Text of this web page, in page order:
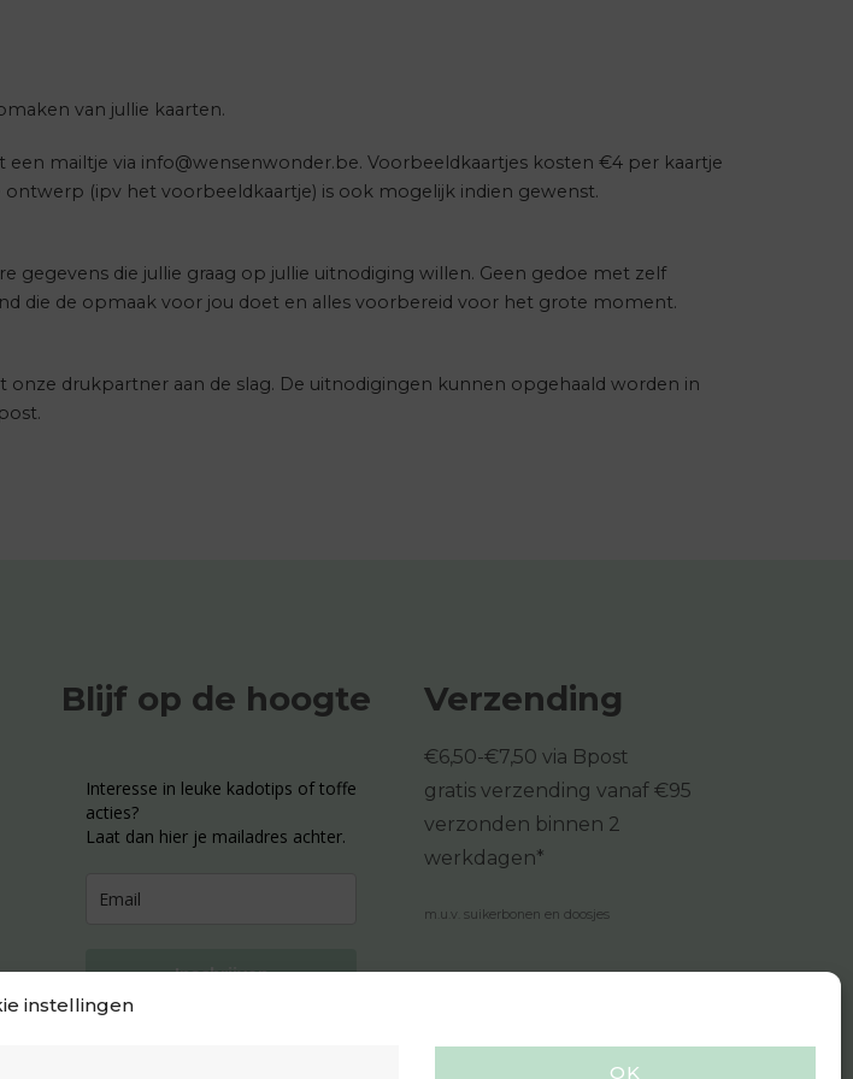
instellingen
OK
van jullie kaarten.
mailtje via info@wensenwonder.be. Voorbeeldkaartjes kosten €4 per kaartje
(ipv het voorbeeldkaartje) is ook mogelijk indien gewenst.
gegevens die jullie graag op jullie uitnodiging willen. Geen gedoe met zelf
die de opmaak voor jou doet en alles voorbereid voor het grote moment.
drukpartner aan de slag. De uitnodigingen kunnen opgehaald worden in
Blijf op de hoogte
Interesse in leuke kadotips of toffe
acties?
Laat dan hier je mailadres achter.
Inschrijven
Verzending
€6,50-€7,50 via Bpost
gratis verzending vanaf €95
verzonden binnen 2
werkdagen*
m.u.v. suikerbonen en doosjes